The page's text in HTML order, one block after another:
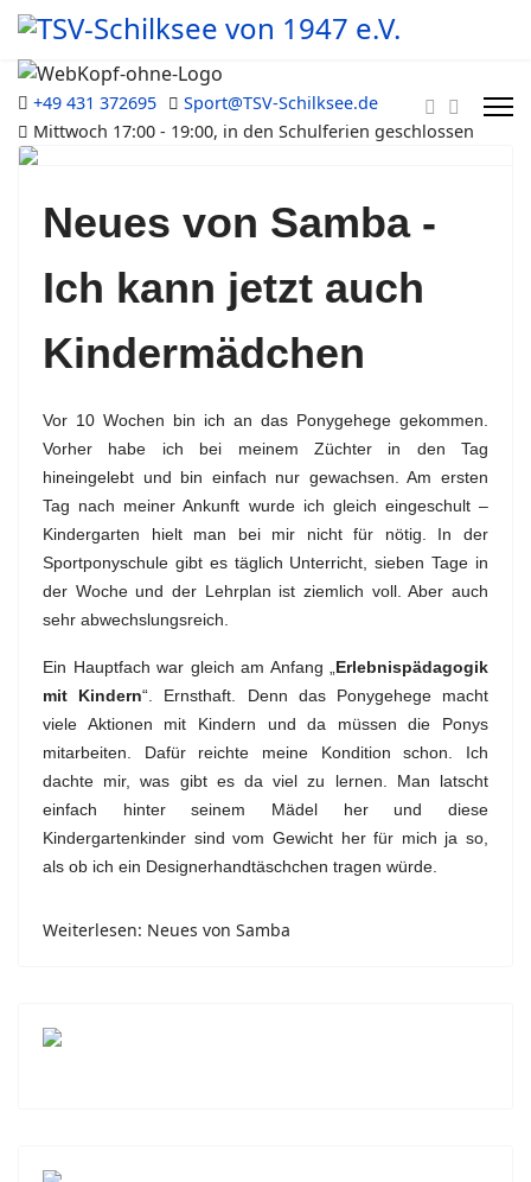
+49 431 372695
Sport@TSV-Schilksee.de
Mittwoch 17:00 - 19:00, in den Schulferien geschlossen
Neues von Samba -
Ich kann jetzt auch
Kindermädchen
Vor 10 Wochen bin ich an das Ponygehege gekommen.
Vorher habe ich bei meinem Züchter in den Tag
hineingelebt und bin einfach nur gewachsen. Am ersten
Tag nach meiner Ankunft wurde ich gleich eingeschult –
Kindergarten hielt man bei mir nicht für nötig. In der
Sportponyschule gibt es täglich Unterricht, sieben Tage in
der Woche und der Lehrplan ist ziemlich voll. Aber auch
sehr abwechslungsreich.
Ein Hauptfach war gleich am Anfang „ Erlebnispädagogik
mit Kindern“. Ernsthaft. Denn das Ponygehege macht
viele Aktionen mit Kindern und da müssen die Ponys
mitarbeiten. Dafür reichte meine Kondition schon. Ich
dachte mir, was gibt es da viel zu lernen. Man latscht
einfach hinter seinem Mädel her und diese
Kindergartenkinder sind vom Gewicht her für mich ja so,
als ob ich ein Designerhandtäschchen tragen würde.
Weiterlesen: Neues von Samba